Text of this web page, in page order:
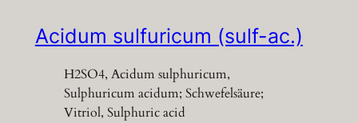
Acidum sulfuricum (sulf-ac.)
H2SO4, Acidum sulphuricum,
Sulphuricum acidum; Schwefelsäure;
Vitriol, Sulphuric acid